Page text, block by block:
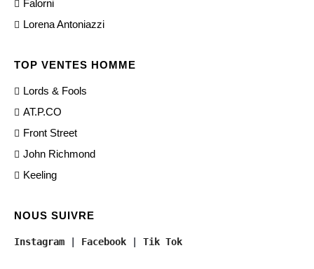
Falorni
Lorena Antoniazzi
TOP VENTES HOMME
Lords & Fools
AT.P.CO
Front Street
John Richmond
Keeling
NOUS SUIVRE
Instagram Facebook Tik Tok